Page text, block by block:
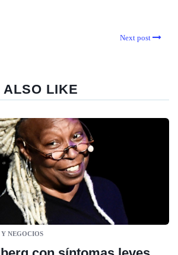
Next post
ALSO LIKE
NEGOCIOS